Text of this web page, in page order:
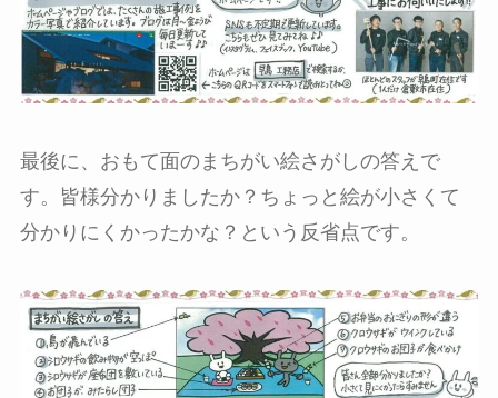
最後に、おもて面のまちがい絵さがしの答えで
す。皆様分かりましたか？ちょっと絵が小さくて
分かりにくかったかな？という反省点です。